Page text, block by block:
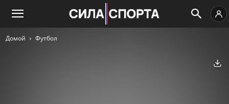
Домой Футбол